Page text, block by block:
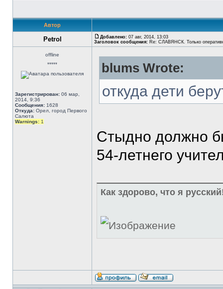
Автор
Petrol Добавлено: 07 авг, 2014, 13:03
Заголовок сообщения: Re: СЛАВЯНСК. Только
offline
*****
Зарегистрирован: 06 мар,
2014, 9:36
Сообщения: 1628
Откуда: Орел, город Первого
Салюта
Warnings: 1
blums Wrote:
откуда дети
Стыдно должно
54-летнего
Как здорово, что я